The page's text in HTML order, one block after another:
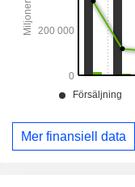
Mer finansiell data